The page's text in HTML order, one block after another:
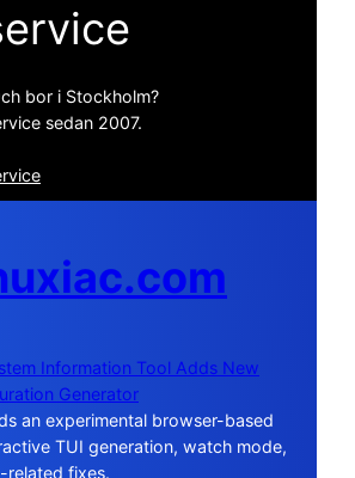
bor i Stockholm?
sedan 2007.
Information Tool Adds New
Generator
an experimental browser-based
TUI generation, watch mode,
related fixes.